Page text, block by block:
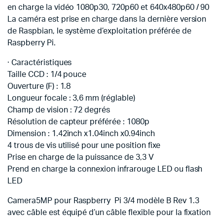
en charge la vidéo 1080p30, 720p60 et 640x480p60 / 90
La caméra est prise en charge dans la dernière version
de Raspbian, le système d’exploitation préférée de
Raspberry Pi.
· Caractéristiques
Taille CCD : 1/4 pouce
Ouverture (F) : 1.8
Longueur focale : 3,6 mm (réglable)
Champ de vision : 72 degrés
Résolution de capteur préférée : 1080p
Dimension : 1.42inch x1.04inch x0.94inch
4 trous de vis utilisé pour une position fixe
Prise en charge de la puissance de 3,3 V
Prend en charge la connexion infrarouge LED ou flash
LED
Camera5MP pour Raspberry Pi 3/4 modèle B Rev 1.3
avec câble est équipé d’un câble flexible pour la fixation